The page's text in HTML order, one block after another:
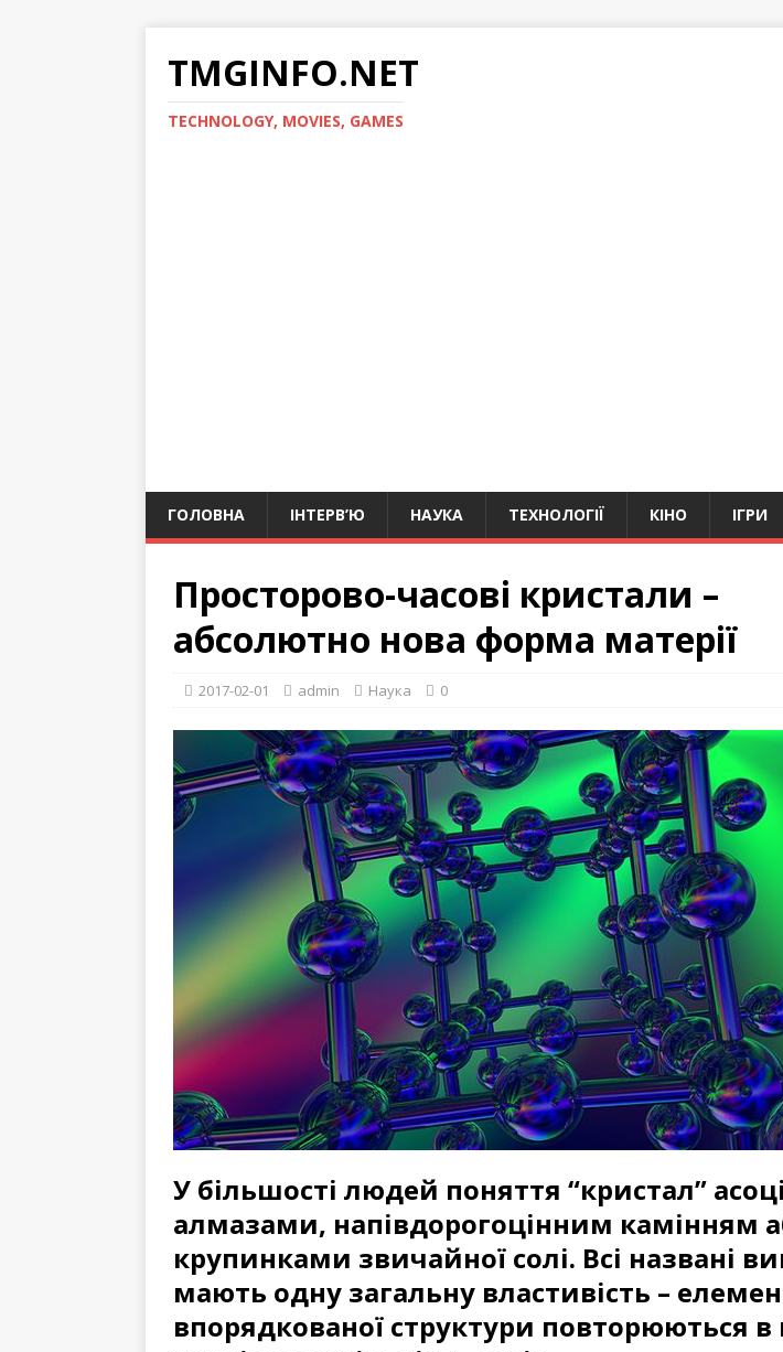
TMGINFO.NET
ТECHNOLOGY, MOVIES, GAMES
ГОЛОВНА ІНТЕРВ’Ю НАУКА ТЕХНОЛОГІЇ КІНО ІГРИ
Просторово-часові кристали –
абсолютно нова форма матерії
2017-02-01 admin Наука 0
У більшості людей поняття “кристал”
алмазами, напівдорогоцінним камінням
крупинками звичайної солі. Всі названі
мають одну загальну властивість –
впорядкованої структури повторюються в